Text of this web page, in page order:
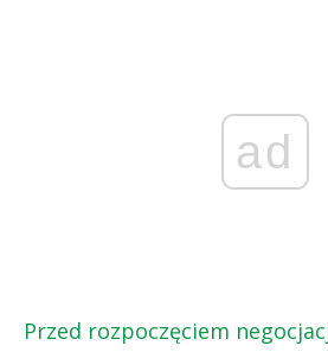
ad
Przed rozpoczęciem